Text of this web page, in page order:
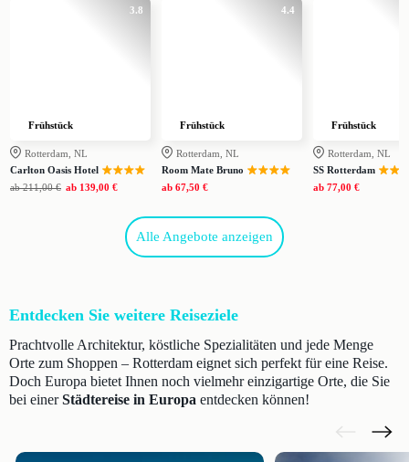
3.8
Frühstück
Rotterdam, NL
Carlton Oasis Hotel
ab 211,00 € ab 139,00 €
4.4
Frühstück
Rotterdam, NL
Room Mate Bruno
ab 67,50 €
Frühstück
Rotterdam, NL
SS Rotterdam
ab 77,00 €
Alle Angebote anzeigen
Entdecken Sie weitere Reiseziele
Prachtvolle Architektur, köstliche Spezialitäten und jede Menge
Orte zum Shoppen – Rotterdam eignet sich perfekt für eine Reise.
Doch Europa bietet Ihnen noch vielmehr einzigartige Orte, die Sie
bei einerStädtereise in Europa entdecken können!